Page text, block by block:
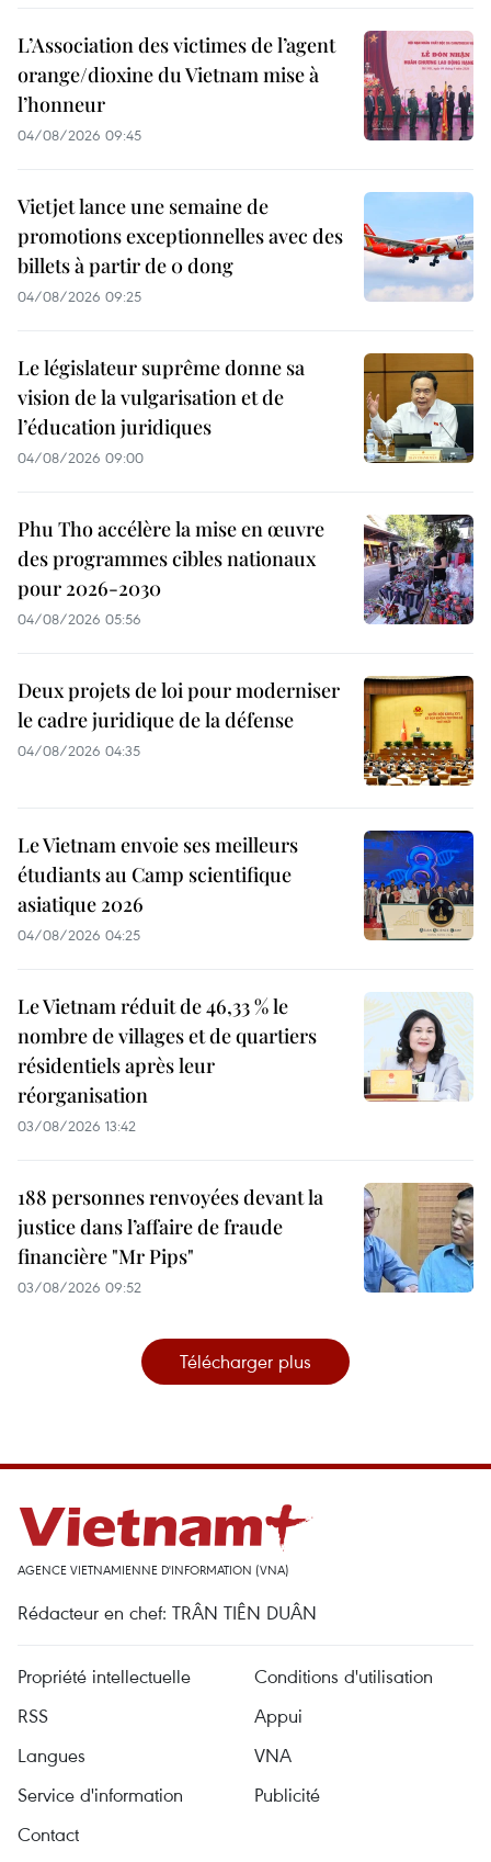
L’Association des victimes de l’agent
orange/dioxine du Vietnam mise à
l’honneur
04/08/2026 09:45
Vietjet lance une semaine de
promotions exceptionnelles avec des
billets à partir de 0 dong
04/08/2026 09:25
Le législateur suprême donne sa
vision de la vulgarisation et de
l’éducation juridiques
04/08/2026 09:00
Phu Tho accélère la mise en œuvre
des programmes cibles nationaux
pour 2026-2030
04/08/2026 05:56
Deux projets de loi pour moderniser
le cadre juridique de la défense
04/08/2026 04:35
Le Vietnam envoie ses meilleurs
étudiants au Camp scientifique
asiatique 2026
04/08/2026 04:25
Le Vietnam réduit de 46,33 % le
nombre de villages et de quartiers
résidentiels après leur
réorganisation
03/08/2026 13:42
188 personnes renvoyées devant la
justice dans l’affaire de fraude
financière "Mr Pips"
03/08/2026 09:52
Télécharger plus
AGENCE VIETNAMIENNE D'INFORMATION (VNA)
Rédacteur en chef: TRÂN TIÊN DUÂN
Propriété intellectuelle
Conditions d'utilisation
RSS
Appui
Langues
VNA
Service d'information
Publicité
Contact